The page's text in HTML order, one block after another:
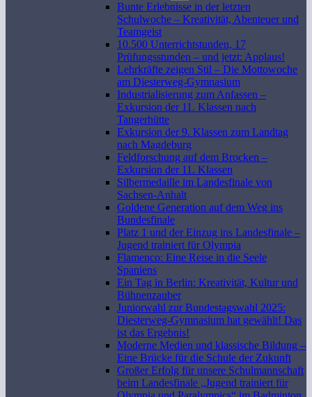
Bunte Erlebnisse in der letzten
Schulwoche – Kreativität, Abenteuer und
Teamgeist
10.500 Unterrichtstunden, 17
Prüfungsstunden – und jetzt: Applaus!
Lehrkräfte zeigen Stil – Die Mottowoche
am Diesterweg-Gymnasium
Industrialisierung zum Anfassen –
Exkursion der 11. Klassen nach
Tangerhütte
Exkursion der 9. Klassen zum Landtag
nach Magdeburg
Feldforschung auf dem Brocken –
Exkursion der 11. Klassen
Silbermedaille im Landesfinale von
Sachsen-Anhalt
Goldene Generation auf dem Weg ins
Bundesfinale
Platz 1 und der Einzug ins Landesfinale –
Jugend trainiert für Olympia
Flamenco: Eine Reise in die Seele
Spaniens
Ein Tag in Berlin: Kreativität, Kultur und
Bühnenzauber
Juniorwahl zur Bundestagswahl 2025:
Diesterweg-Gymnasium hat gewählt! Das
ist das Ergebnis!
Moderne Medien und klassische Bildung –
Eine Brücke für die Schule der Zukunft
Großer Erfolg für unsere Schulmannschaft
beim Landesfinale „Jugend trainiert für